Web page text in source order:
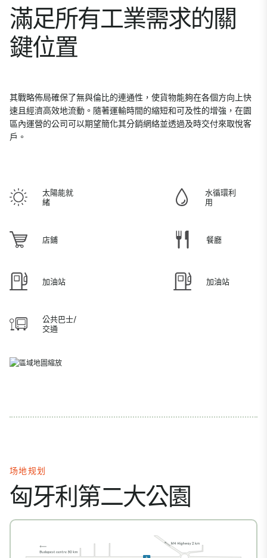
滿足所有工業需求的關
鍵位置
其戰略佈局確保了無與倫比的連通性，使貨物能夠在各個方向上快
速且經濟高效地流動。隨著運輸時間的縮短和可及性的增強，在園
區內運營的公司可以期望簡化其分銷網絡並透過及時交付來取悅客
戶。
太陽能就
緒
水循環利
用
店鋪 餐廳
加油站 加油站
公共巴士/
交通
场地规划
匈牙利第二大公園